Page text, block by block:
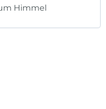
Himmel